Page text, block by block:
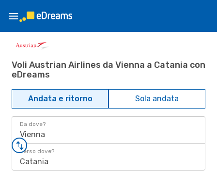
Voli Austrian Airlines da Vienna a Catania con
eDreams
Andata e ritorno Sola andata
Da dove?
Vienna
Verso dove?
Catania